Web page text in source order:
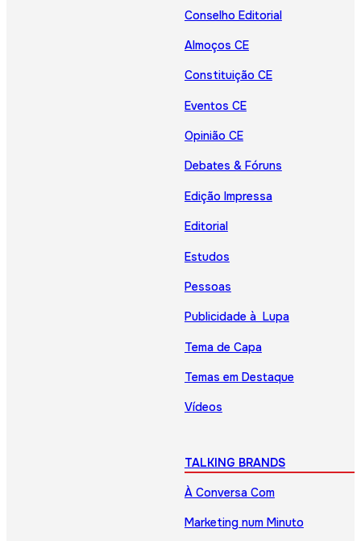
Conselho Editorial
Almoços CE
Constituição CE
Eventos CE
Opinião CE
Debates & Fóruns
Edição Impressa
Editorial
Estudos
Pessoas
Publicidade à Lupa
Tema de Capa
Temas em Destaque
Vídeos
TALKING BRANDS
À Conversa Com
Marketing num Minuto